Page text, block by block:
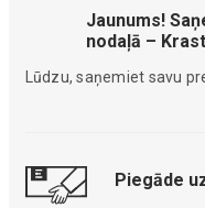
Jaunums!
nodaļā –
Lūdzu, saņemiet savu
Piegāde